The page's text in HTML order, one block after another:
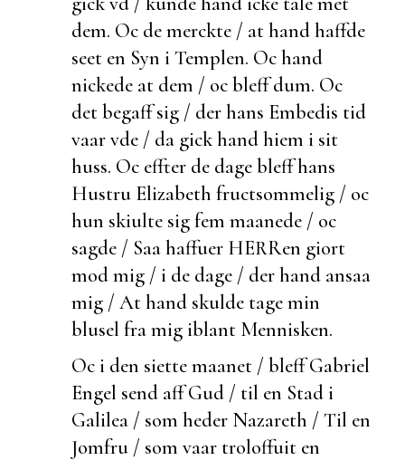
dem. Oc demerckte / at hand haffde
seet en Syn i Templen. Oc hand
nickede at dem / oc bleffdum. Oc
detbegaff sig / der hans Embedis tid
vaar vde / da gick hand hiem i sit
huss. Oc effter de dage bleff hans
Hustru Elizabeth fructsommelig / oc
hun skiulte sig fem maanede / oc
sagde / Saa haffuer HERRen giort
mod mig / i de dage / der hand ansaa
mig / At hand skulde tage min
blusel fra mig iblant Mennisken.
Oc i den siette maanet / bleff Gabriel
Engel send aff Gud / til en Stad i
Galilea / som heder Nazareth / Til en
Jomfru / som vaar troloffuit en